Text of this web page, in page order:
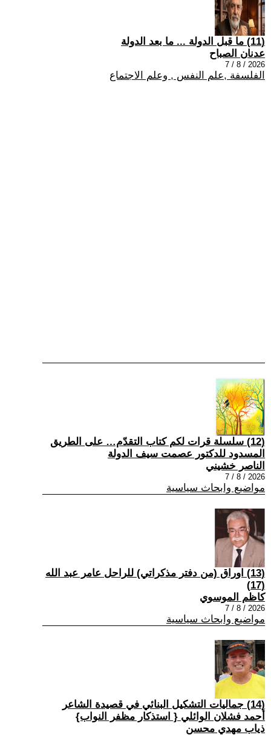
(11) ما قبل الدولة ... ما بعد الدولة
عدنان الصباح
2026 / 8 / 7
الفلسفة ,علم النفس , وعلم الاجتماع
(12) سلسلة قرات لكم كتاب التقدّم… على الطريق
المسدود للدكتور عصمت سيف الدولة
الناصر خشيني
2026 / 8 / 7
مواضيع وابحاث سياسية
(13) اوراق (من دفتر مذكراتي) للراحل عامر عبد الله
(17)
كاظم الموسوي
2026 / 8 / 7
مواضيع وابحاث سياسية
(14) جماليات التشكيل البنائي في قصيدة الشاعر
أحمد فشلان الوائلي { استذكار مظفر النواب}
ذياب مهدي محسن